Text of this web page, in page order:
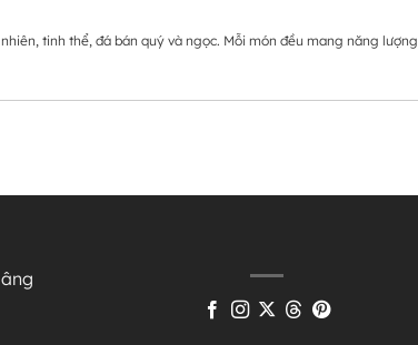
tinh thể, đá bán quý và ngọc. Mỗi món đều mang năng lượng